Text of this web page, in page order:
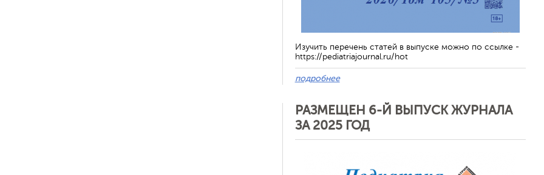
Изучить перечень статей в выпуске можно по ссылке -
https://pediatriajournal.ru/hot
подробнее
РАЗМЕЩЕН 6-Й ВЫПУСК ЖУРНАЛА
ЗА 2025 ГОД